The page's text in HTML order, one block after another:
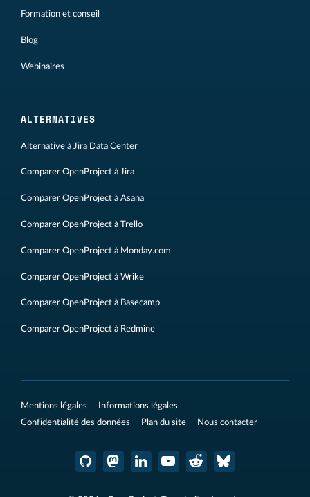
Formation et conseil
Blog
Webinaires
ALTERNATIVES
Alternative à Jira Data Center
Comparer OpenProject à Jira
Comparer OpenProject à Asana
Comparer OpenProject à Trello
Comparer OpenProject à Monday.com
Comparer OpenProject à Wrike
Comparer OpenProject à Basecamp
Comparer OpenProject à Redmine
Mentions légales
Informations légales
Confidentialité des données
Plan du site Nous contacter